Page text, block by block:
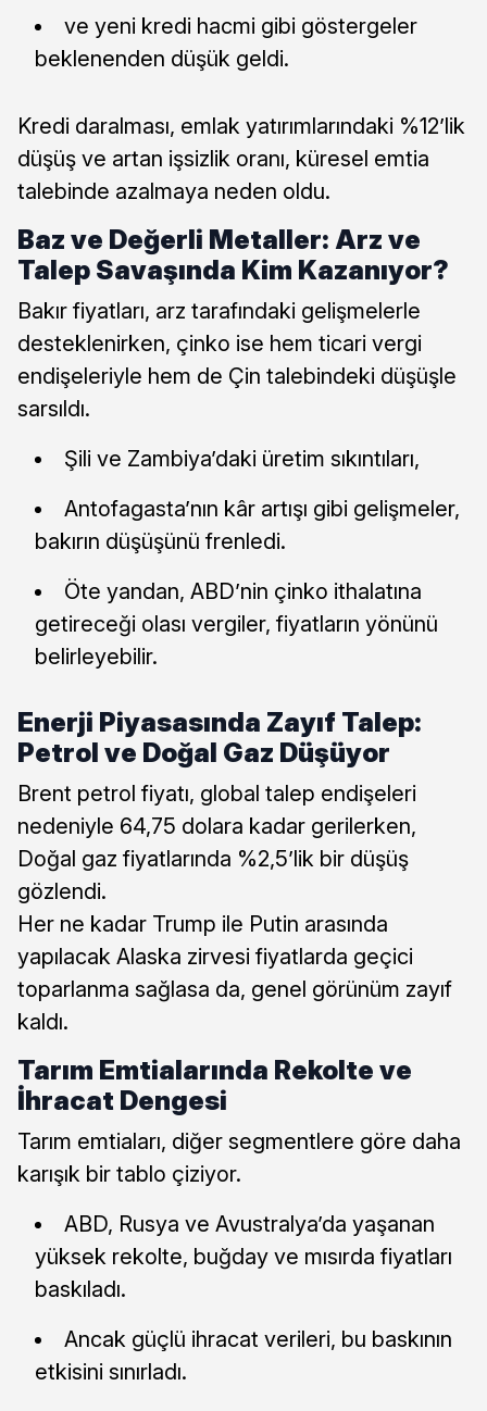
ve yeni kredi hacmi gibi göstergeler
beklenenden düşük geldi.
Kredi daralması, emlak yatırımlarındaki %12’lik
düşüş ve artan işsizlik oranı, küresel emtia
talebinde azalmaya neden oldu.
Baz ve Değerli Metaller: Arz ve
Talep Savaşında Kim Kazanıyor?
Bakır fiyatları, arz tarafındaki gelişmelerle
desteklenirken, çinko ise hem ticari vergi
endişeleriyle hem de Çin talebindeki düşüşle
sarsıldı.
Şili ve Zambiya’daki üretim sıkıntıları,
Antofagasta’nın kâr artışı gibi gelişmeler,
bakırın düşüşünü frenledi.
Öte yandan, ABD’nin çinko ithalatına
getireceği olası vergiler, fiyatların yönünü
belirleyebilir.
Enerji Piyasasında Zayıf Talep:
Petrol ve Doğal Gaz Düşüyor
Brent petrol fiyatı, global talep endişeleri
nedeniyle 64,75 dolara kadar gerilerken,
Doğal gaz fiyatlarında %2,5’lik bir düşüş
gözlendi.
Her ne kadar Trump ile Putin arasında
yapılacak Alaska zirvesi fiyatlarda geçici
toparlanma sağlasa da, genel görünüm zayıf
kaldı.
Tarım Emtialarında Rekolte ve
İhracat Dengesi
Tarım emtiaları, diğer segmentlere göre daha
karışık bir tablo çiziyor.
ABD, Rusya ve Avustralya’da yaşanan
yüksek rekolte, buğday ve mısırda fiyatları
baskıladı.
Ancak güçlü ihracat verileri, bu baskının
etkisini sınırladı.